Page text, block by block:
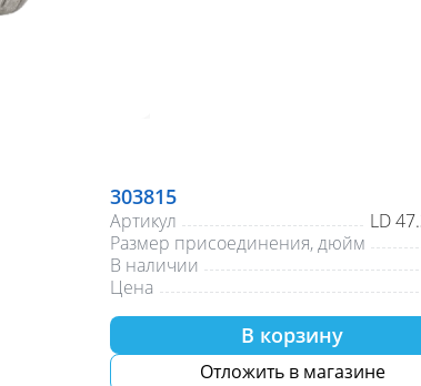
303815
Артикул
LD
Размер присоединения, дюйм
В наличии
Цена
В корзину
Отложить в магазине